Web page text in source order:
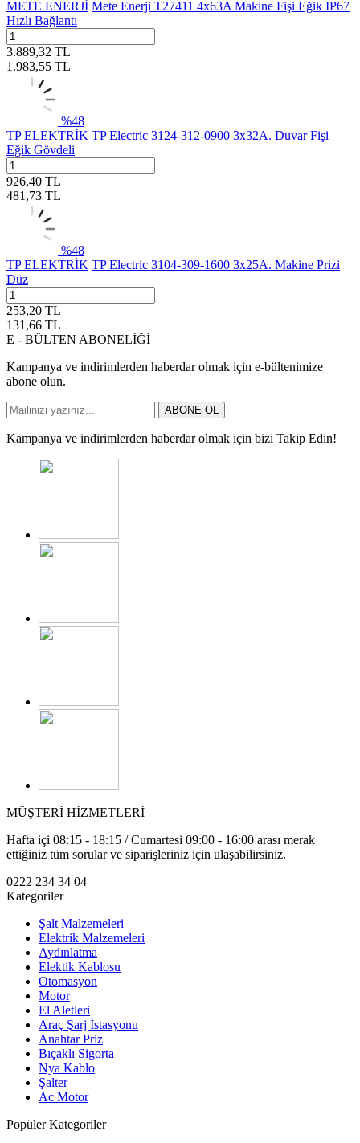
METE ENERJİ Mete Enerji T27411 4x63A Makine Fişi Eğik IP67
Hızlı Bağlantı
3.889,32 TL
1.983,55 TL
%48
TP ELEKTRİK TP Electric 3124-312-0900 3x32A. Duvar Fişi
Eğik Gövdeli
926,40 TL
481,73 TL
%48
TP ELEKTRİK TP Electric 3104-309-1600 3x25A. Makine Prizi
Düz
253,20 TL
131,66 TL
E - BÜLTEN ABONELİĞİ
Kampanya ve indirimlerden haberdar olmak için e-bültenimize
abone olun.
ABONE OL
Kampanya ve indirimlerden haberdar olmak için bizi Takip Edin!
MÜŞTERİ HİZMETLERİ
Hafta içi 08:15 - 18:15 / Cumartesi 09:00 - 16:00 arası merak
ettiğiniz tüm sorular ve siparişleriniz için ulaşabilirsiniz.
0222 234 34 04
Kategoriler
Şalt Malzemeleri
Elektrik Malzemeleri
Aydınlatma
Elektik Kablosu
Otomasyon
Motor
El Aletleri
Araç Şarj İstasyonu
Anahtar Priz
Bıçaklı Sigorta
Nya Kablo
Şalter
Ac Motor
Popüler Kategoriler